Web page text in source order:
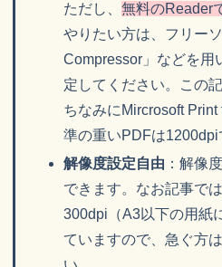
ただし、無料のReader
やりたい方は、フリー
Compressor」などを用
定してください。この
ちなみにMircrosoft
準の重いPDFは1200dpi
解像度設定自由 ：解像
できます。なお記事で
300dpi（A3以下の用紙
ていますので、急ぐ方